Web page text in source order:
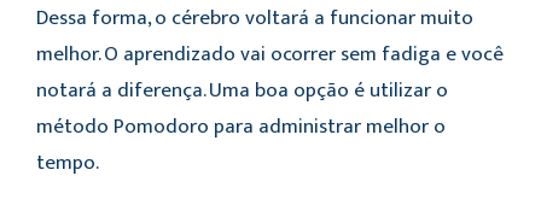
Dessa forma, o cérebro voltará a funcionar muito
melhor. O aprendizado vai ocorrer sem fadiga e você
notará a diferença. Uma boa opção é utilizar o
método Pomodoro para administrar melhor o
tempo.